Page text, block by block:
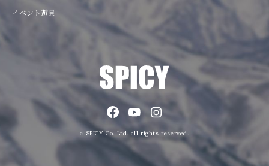
イベント遊具
c SPICY Co. Ltd. all rights reserved.